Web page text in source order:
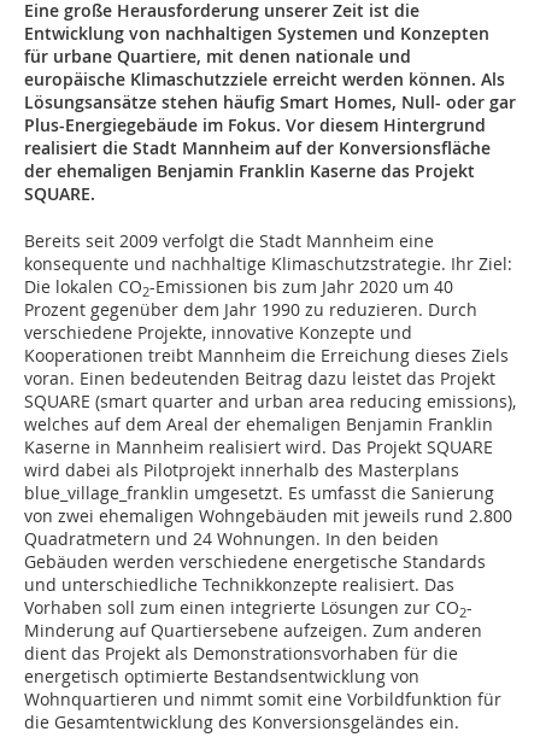
Eine große Herausforderung unserer Zeit ist die
Entwicklung von nachhaltigen Systemen und Konzepten
für urbane Quartiere, mit denen nationale und
europäische Klimaschutzziele erreicht werden können. Als
Lösungsansätze stehen häufig Smart Homes, Null- oder gar
Plus-Energiegebäude im Fokus. Vor diesem Hintergrund
realisiert die Stadt Mannheim auf der Konversionsfläche
der ehemaligen Benjamin Franklin Kaserne das Projekt
SQUARE.
Bereits seit 2009 verfolgt die Stadt Mannheim eine
konsequente und nachhaltige Klimaschutzstrategie. Ihr Ziel:
Die lokalen CO2-Emissionen bis zum Jahr 2020 um 40
Prozent gegenüber dem Jahr 1990 zu reduzieren. Durch
verschiedene Projekte, innovative Konzepte und
Kooperationen treibt Mannheim die Erreichung dieses Ziels
voran. Einen bedeutenden Beitrag dazu leistet das Projekt
SQUARE (smart quarter and urban area reducing emissions),
welches auf dem Areal der ehemaligen Benjamin Franklin
Kaserne in Mannheim realisiert wird. Das Projekt SQUARE
wird dabei als Pilotprojekt innerhalb des Masterplans
blue_village_franklin umgesetzt. Es umfasst die Sanierung
von zwei ehemaligen Wohngebäuden mit jeweils rund 2.800
Quadratmetern und 24 Wohnungen. In den beiden
Gebäuden werden verschiedene energetische Standards
und unterschiedliche Technikkonzepte realisiert. Das
Vorhaben soll zum einen integrierte Lösungen zur CO2-
Minderung auf Quartiersebene aufzeigen. Zum anderen
dient das Projekt als Demonstrationsvorhaben für die
energetisch optimierte Bestandsentwicklung von
Wohnquartieren und nimmt somit eine Vorbildfunktion für
die Gesamtentwicklung des Konversionsgeländes ein.